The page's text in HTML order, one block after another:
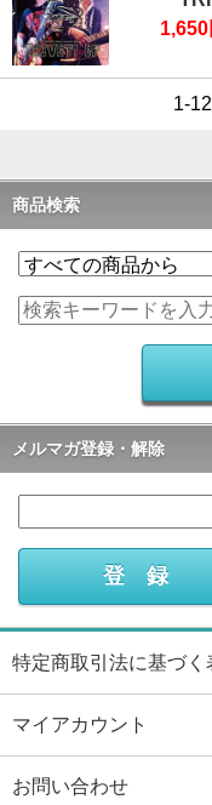
1-
商品検索
メルマガ登録・解除
特定商取引法に基づく
マイアカウント
お問い合わせ